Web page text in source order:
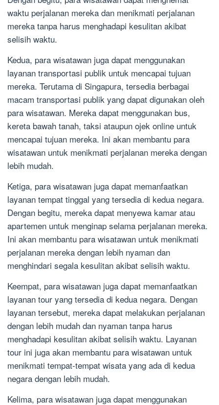
waktu perjalanan mereka dan menikmati perjalanan
mereka tanpa harus menghadapi kesulitan akibat
selisih waktu.
Kedua, para wisatawan juga dapat menggunakan
layanan transportasi publik untuk mencapai tujuan
mereka. Terutama di Singapura, tersedia berbagai
macam transportasi publik yang dapat digunakan oleh
para wisatawan. Mereka dapat menggunakan bus,
kereta bawah tanah, taksi ataupun ojek online untuk
mencapai tujuan mereka. Ini akan membantu para
wisatawan untuk menikmati perjalanan mereka dengan
lebih mudah.
Ketiga, para wisatawan juga dapat memanfaatkan
layanan tempat tinggal yang tersedia di kedua negara.
Dengan begitu, mereka dapat menyewa kamar atau
apartemen untuk menginap selama perjalanan mereka.
Ini akan membantu para wisatawan untuk menikmati
perjalanan mereka dengan lebih nyaman dan
menghindari segala kesulitan akibat selisih waktu.
Keempat, para wisatawan juga dapat memanfaatkan
layanan tour yang tersedia di kedua negara. Dengan
layanan tersebut, mereka dapat melakukan perjalanan
dengan lebih mudah dan nyaman tanpa harus
menghadapi kesulitan akibat selisih waktu. Layanan
tour ini juga akan membantu para wisatawan untuk
menikmati tempat-tempat wisata yang ada di kedua
negara dengan lebih mudah.
Kelima, para wisatawan juga dapat menggunakan